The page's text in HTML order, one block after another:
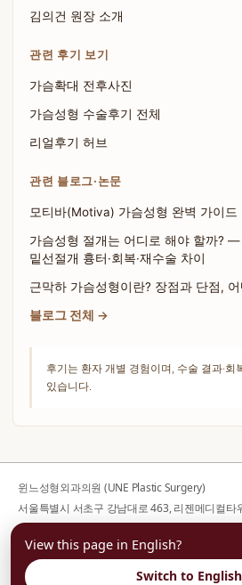
김의건 원장 소개
관련 후기 보기
가슴확대 전후사진
가슴성형 수술후기 전체
리얼후기 허브
관련 블로그·논문
모티바(Motiva) 가슴성형 완벽 가이드
가슴성형 절개는 어디로 해야 할까?
밑선절개 흉터·회복·재수술 차이
근막하 가슴성형이란? 장점과 단점,
블로그 전체 →
후기는 환자 개별 경험이며, 수술 결과·회
있습니다.
윈느성형외과의원 (UNE Plastic Surgery)
서울특별시 서초구 강남대로 463, 리젠메디컬타
사업자등록번호 176-44-00752
대표전화02-599-1888· 대표자 김의건
평일 10:00-19:00 / 토요일 10:00-16:00 / 일·공휴
View this page in English?
Switch to English